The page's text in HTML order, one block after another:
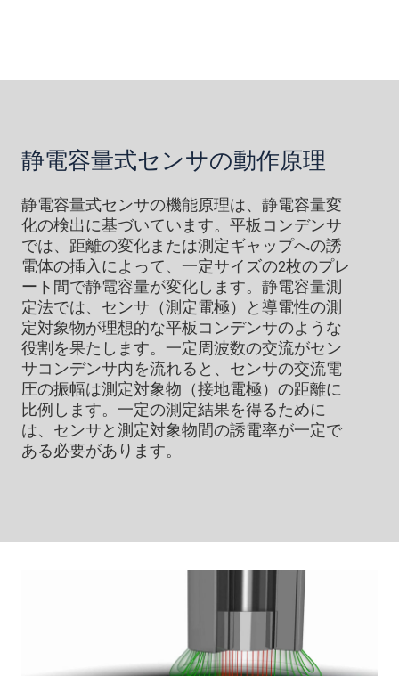
静電容量式センサの動作原理
静電容量式センサの機能原理は、静電容量変
化の検出に基づいています。平板コンデンサ
では、距離の変化または測定ギャップへの誘
電体の挿入によって、一定サイズの2枚のプレ
ート間で静電容量が変化します。静電容量測
定法では、センサ（測定電極）と導電性の測
定対象物が理想的な平板コンデンサのような
役割を果たします。一定周波数の交流がセン
サコンデンサ内を流れると、センサの交流電
圧の振幅は測定対象物（接地電極）の距離に
比例します。一定の測定結果を得るために
は、センサと測定対象物間の誘電率が一定で
ある必要があります。